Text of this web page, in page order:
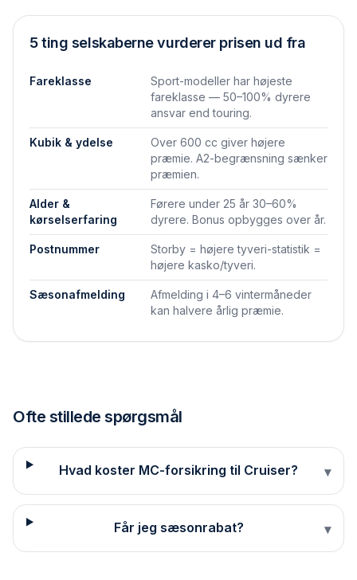
5 ting selskaberne vurderer prisen ud fra
Fareklasse
Sport-modeller har højeste
fareklasse — 50–100% dyrere
ansvar end touring.
Kubik & ydelse
Over 600 cc giver højere
præmie. A2-begrænsning sænker
præmien.
Alder &
kørselserfaring
Førere under 25 år 30–60%
dyrere. Bonus opbygges over år.
Postnummer
Storby = højere tyveri-statistik =
højere kasko/tyveri.
Sæson­afmelding
Afmelding i 4–6 vintermåneder
kan halvere årlig præmie.
Ofte stillede spørgsmål
Hvad koster MC-forsikring til Cruiser? ▾
Får jeg sæson­rabat? ▾